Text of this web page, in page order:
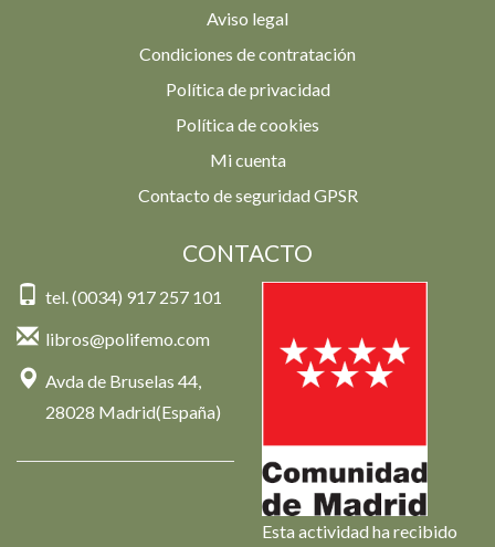
Aviso legal
Condiciones de contratación
Política de privacidad
Política de cookies
Mi cuenta
Contacto de seguridad GPSR
CONTACTO
tel. (0034) 917 257 101
libros@polifemo.com
Avda de Bruselas 44,
28028 Madrid(España)
Esta actividad ha recibido